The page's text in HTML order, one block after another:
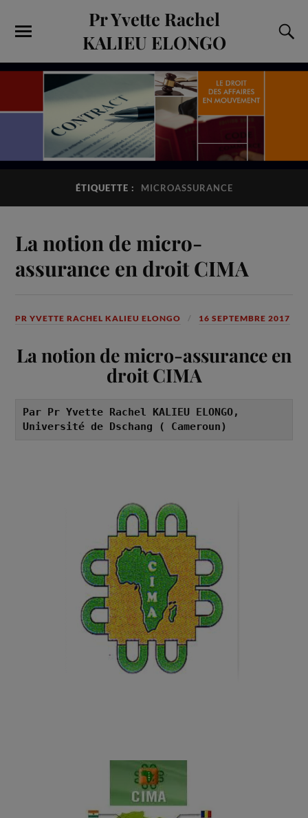
Pr Yvette Rachel
KALIEU ELONGO
ÉTIQUETTE : MICROASSURANCE
La notion de micro-
assurance en droit CIMA
PR YVETTE RACHEL KALIEU ELONGO 16 SEPTEMBRE 2017
La notion de micro-assurance en
droit CIMA
Par Pr Yvette Rachel KALIEU ELONGO,
Université de Dschang ( Cameroun)